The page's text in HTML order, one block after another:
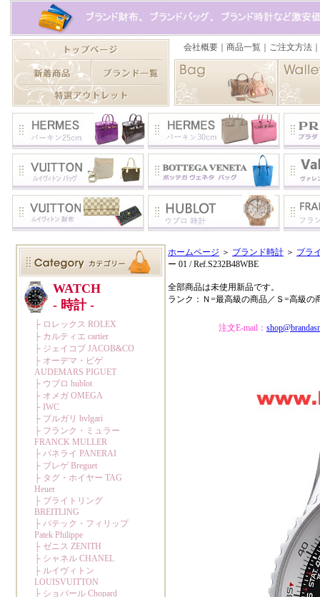
ホームページ ＞ ブランド時計 ＞ ブラ
ー 01 / Ref.S232B48WBE
全部商品は未使用新品です。
ランク：Ｎ=最高級の商品／Ｓ=高級の
注文E-mail：